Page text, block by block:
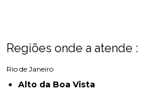
Regiões onde a atende :
Rio de Janeiro
Alto da Boa Vista